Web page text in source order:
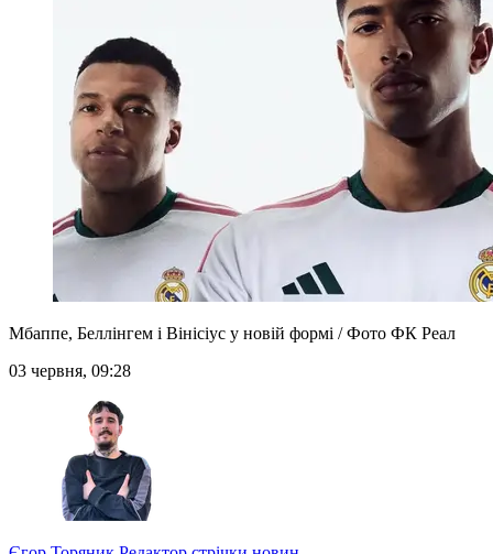
Мбаппе, Беллінгем і Вінісіус у новій формі / Фото ФК Реал
03 червня, 09:28